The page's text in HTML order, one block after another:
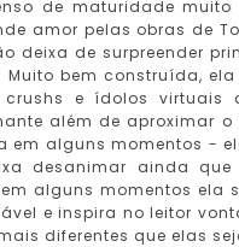
de maturidade
amor pelas obras de
deixa de surpreender
bem construída,
e ídolos virtuais
além de aproximar
em alguns momentos -
desanimar ainda
alguns momentos ela
e inspira no leitor
diferentes que elas